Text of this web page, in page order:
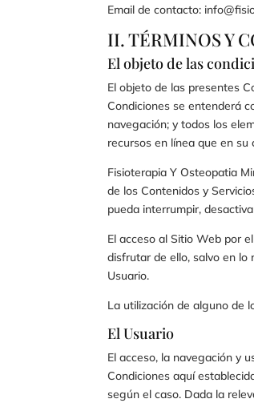
Email de contacto:
II. TÉRMINOS Y
El objeto de las
El objeto de las presentes
Condiciones se entenderá
navegación; y todos los
recursos en línea que en
Fisioterapia Y Osteopatia
de los Contenidos y
pueda interrumpir,
El acceso al Sitio Web por
disfrutar de ello, salvo en
Usuario.
La utilización de alguno de
El Usuario
El acceso, la navegación y
Condiciones aquí
según el caso. Dada la